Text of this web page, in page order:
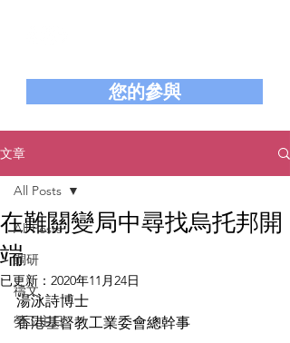
您的參與
文章
All Posts
調研
禱文
勞工主日
All Posts
在難關變局中尋找烏托邦開
端
已更新： 2020年11月24日
湯泳詩博士
香港基督教工業委會總幹事